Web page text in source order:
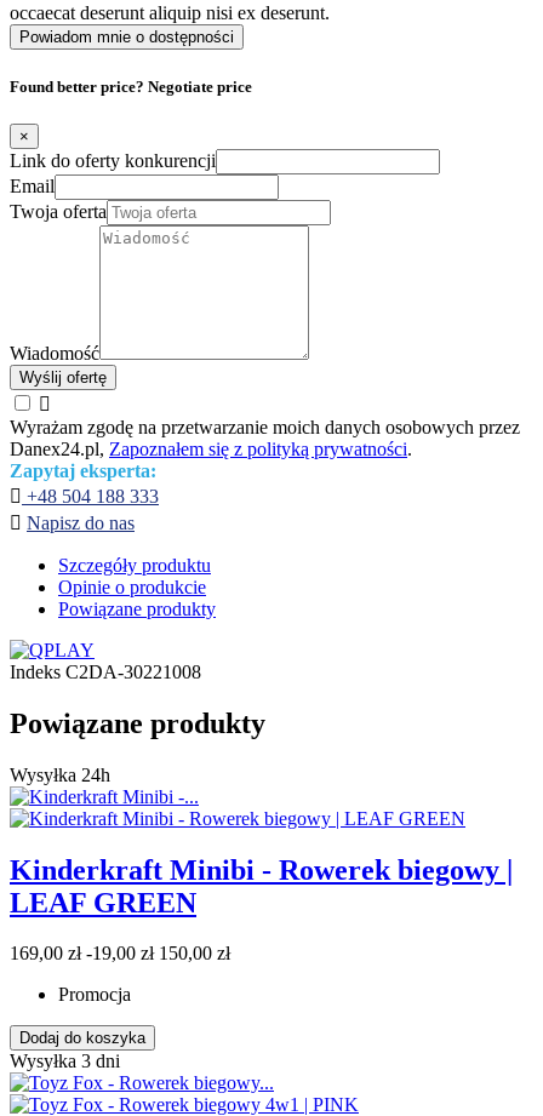
occaecat deserunt aliquip nisi ex deserunt.
Powiadom mnie o dostępności
Found better price? Negotiate price
×
Link do oferty konkurencji
Email
Twoja oferta
Wiadomość
Wyślij ofertę

Wyrażam zgodę na przetwarzanie moich danych osobowych przez
Danex24.pl, Zapoznałem się z polityką prywatności.
Zapytaj eksperta:
 +48 504 188 333
 Napisz do nas
Szczegóły produktu
Opinie o produkcie
Powiązane produkty
Indeks C2DA-30221008
Powiązane produkty
Wysyłka 24h
Kinderkraft Minibi - Rowerek biegowy |
LEAF GREEN
169,00 zł -19,00 zł 150,00 zł
Promocja
Dodaj do koszyka
Wysyłka 3 dni